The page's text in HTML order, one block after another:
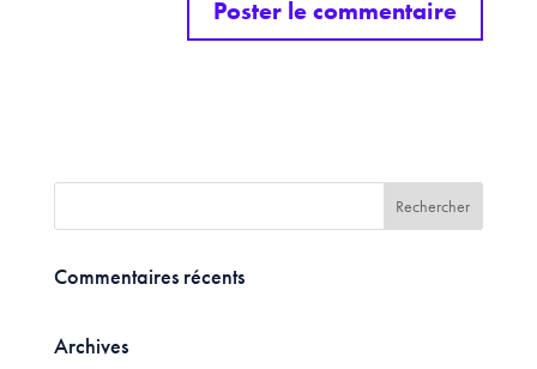
Commentaires récents
Archives